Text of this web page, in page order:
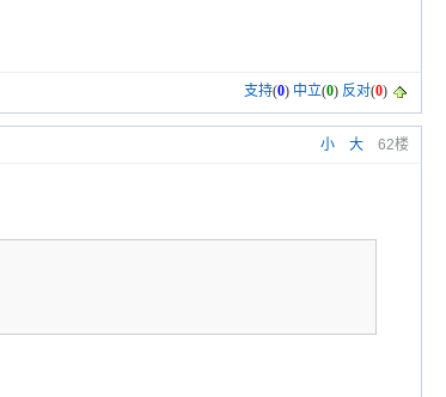
支持(0) 中立(0) 反对(0)
小 大 62楼